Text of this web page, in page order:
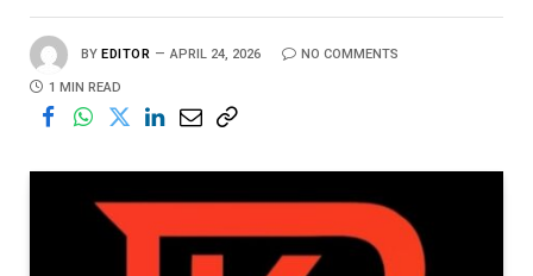
BY EDITOR APRIL 24, 2026 NO COMMENTS
1 MIN READ